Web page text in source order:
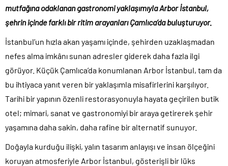
mutfağına odaklanan gastronomi yaklaşımıyla Arbor İstanbul,
şehrin içinde farklı bir ritim arayanları Çamlıca’da buluşturuyor.
İstanbul’un hızla akan yaşamı içinde, şehirden uzaklaşmadan
nefes alma imkânı sunan adresler giderek daha fazla ilgi
görüyor. Küçük Çamlıca’da konumlanan Arbor İstanbul, tam da
bu ihtiyaca yanıt veren bir yaklaşımla misafirlerini karşılıyor.
Tarihi bir yapının özenli restorasyonuyla hayata geçirilen butik
otel; mimari, sanat ve gastronomiyi bir araya getirerek şehir
yaşamına daha sakin, daha rafine bir alternatif sunuyor.
Doğayla kurduğu ilişki, yalın tasarım anlayışı ve insan ölçeğini
koruyan atmosferiyle Arbor İstanbul, gösterişli bir lüks